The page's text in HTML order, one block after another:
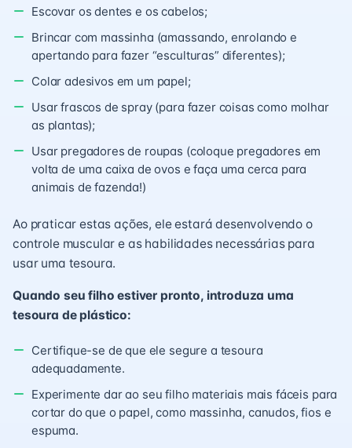
Escovar os dentes e os cabelos;
Brincar com massinha (amassando, enrolando e
apertando para fazer “esculturas” diferentes);
Colar adesivos em um papel;
Usar frascos de spray (para fazer coisas como molhar
as plantas);
Usar pregadores de roupas (coloque pregadores em
volta de uma caixa de ovos e faça uma cerca para
animais de fazenda!)
Ao praticar estas ações, ele estará desenvolvendo o
controle muscular e as habilidades necessárias para
usar uma tesoura.
Quando seu filho estiver pronto, introduza uma
tesoura de plástico:
Certifique-se de que ele segure a tesoura
adequadamente.
Experimente dar ao seu filho materiais mais fáceis para
cortar do que o papel, como massinha, canudos, fios e
espuma.